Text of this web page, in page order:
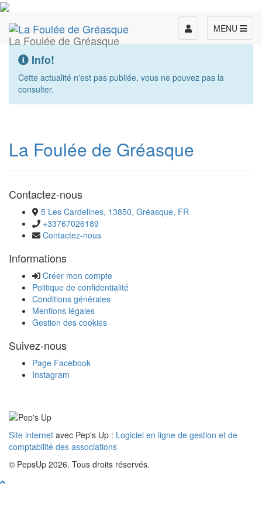
La Foulée de Gréasque
MENU
Toggle
navigation
Info!
Cette actualité n'est pas publiée, vous ne pouvez pas la
consulter.
La Foulée de Gréasque
Contactez-nous
5 Les Cardelines, 13850, Gréasque, FR
+33767026189
Contactez-nous
Informations
Créer mon compte
Politique de confidentialité
Conditions générales
Mentions légales
Gestion des cookies
Suivez-nous
Page Facebook
Instagram
Site internet avec Pep's Up : Logiciel en ligne de gestion et de
comptabilité des associations
© PepsUp 2026. Tous droits réservés.